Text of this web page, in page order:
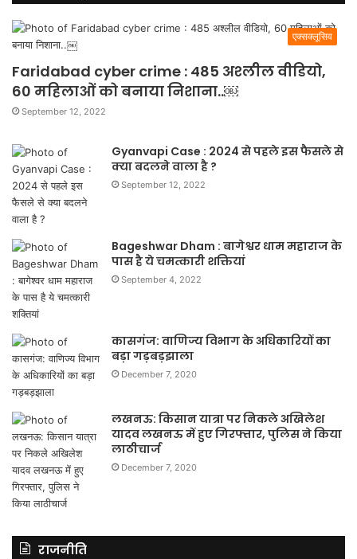
एक्सक्लूसिव
Faridabad cyber crime : 485 अश्लील वीडियो,
60 महिलाओं को बनाया निशाना..￼
September 12, 2022
Gyanvapi Case : 2024 से पहले इस फैसले से
क्या बदलने वाला है ?
September 12, 2022
Bageshwar Dham : बागेश्वर धाम महाराज के
पास है ये चमत्कारी शक्तियां
September 4, 2022
कासगंज: वाणिज्य विभाग के अधिकारियों का
बड़ा गड़बड़झाला
December 7, 2020
लखनऊ: किसान यात्रा पर निकले अखिलेश
यादव लखनऊ में हुए गिरफ्तार, पुलिस ने किया
लाठीचार्ज
December 7, 2020
राजनीति